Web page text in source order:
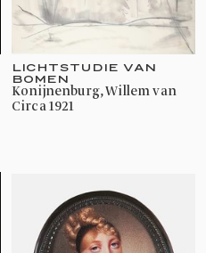
LICHTSTUDIE VAN
BOMEN
Konijnenburg, Willem van
circa 1921